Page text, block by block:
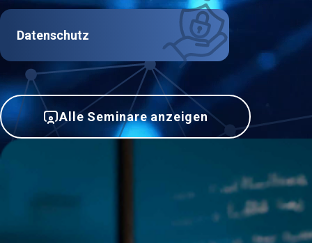
Datenschutz
Alle Seminare anzeigen